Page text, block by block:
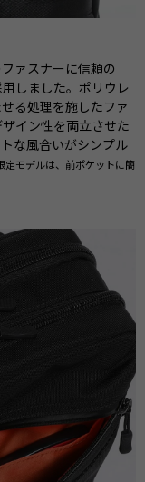
ァスナーに信頼の
しました。ポリウレ
る処理を施したファ
イン性を両立させた
な風合いがシンプル
定モデルは、前ポケットに簡